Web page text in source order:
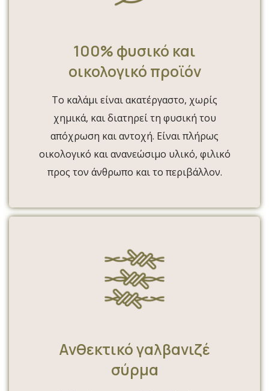
100% φυσικό και
οικολογικό προϊόν
Το καλάμι είναι ακατέργαστο, χωρίς
χημικά, και διατηρεί τη φυσική του
απόχρωση και αντοχή. Είναι πλήρως
οικολογικό και ανανεώσιμο υλικό, φιλικό
προς τον άνθρωπο και το περιβάλλον.
Ανθεκτικό γαλβανιζέ
σύρμα